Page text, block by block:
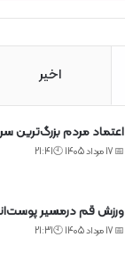
اخیر
اعتماد مردم بزرگ‌ترین
📅 17 مرداد 1405 🕙21:41
ورزش قم درمسیر
📅 17 مرداد 1405 🕙21:31